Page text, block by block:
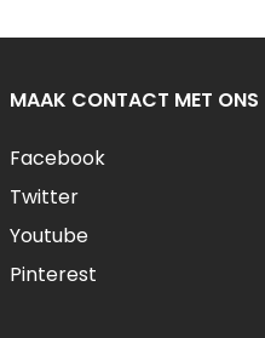
MAAK CONTACT MET ONS
Facebook
Twitter
Youtube
Pinterest